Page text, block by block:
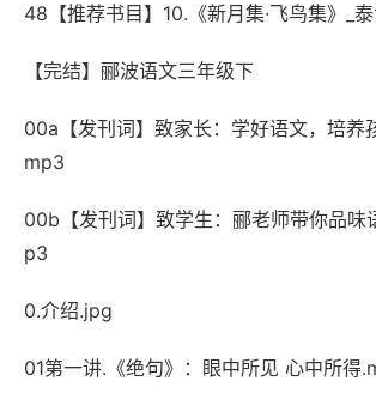
48【推荐书目】10.《新月集·飞鸟集》_
【完结】郦波语文三年级下
00a【发刊词】致家长：学好语文，培养
mp3
00b【发刊词】致学生：郦老师带你品味
p3
0.介绍.jpg
01第一讲.《绝句》：眼中所见 心中所得